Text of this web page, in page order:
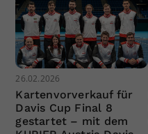
26.02.2026
Kartenvorverkauf für
Davis Cup Final 8
gestartet – mit dem